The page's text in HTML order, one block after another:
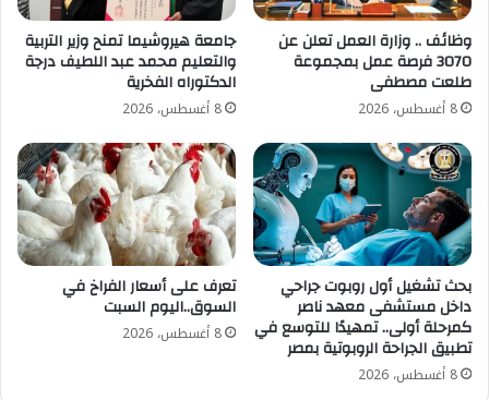
وظائف .. وزارة العمل تعلن عن
3070 فرصة عمل بمجموعة
طلعت مصطفى
8 أغسطس، 2026
جامعة هيروشيما تمنح وزير التربية
والتعليم محمد عبد اللطيف درجة
الدكتوراه الفخرية
8 أغسطس، 2026
بحث تشغيل أول روبوت جراحي
داخل مستشفى معهد ناصر
كمرحلة أولى.. تمهيدًا للتوسع في
تطبيق الجراحة الروبوتية بمصر
8 أغسطس، 2026
تعرف على أسعار الفراخ في
السوق..اليوم السبت
8 أغسطس، 2026